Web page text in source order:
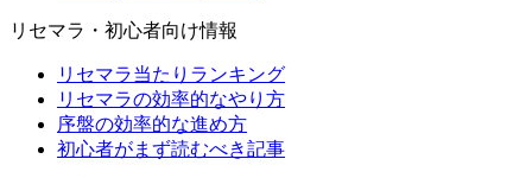
リセマラ・初心者向け情報
リセマラ当たりランキング
リセマラの効率的なやり方
序盤の効率的な進め方
初心者がまず読むべき記事